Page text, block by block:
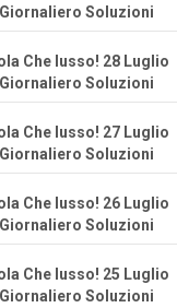
Soluzioni
Che lusso! 28 Luglio
Soluzioni
Che lusso! 27 Luglio
Soluzioni
Che lusso! 26 Luglio
Soluzioni
Che lusso! 25 Luglio
Soluzioni